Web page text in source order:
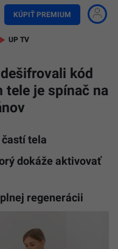
KÚPIŤ PREMIUM
UP TV
kód
tele je spínač na
tela
dokáže aktivovať
regenerácii